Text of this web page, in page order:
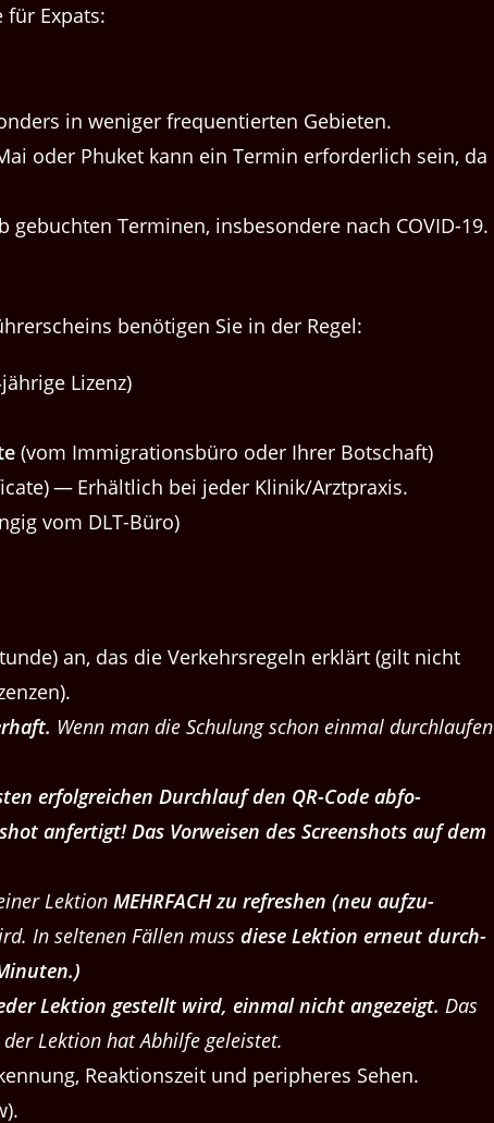
Expats:
in weniger fre­quen­tierten Gebieten.
oder Phuket kann ein Ter­min erforder­lich sein, da
Ter­mi­nen, ins­beson­dere nach COVID-19.
benöti­gen Sie in der Regel:
Lizenz)
(vom Immi­gra­tions­büro oder Ihrer Botschaft)
— Erhältlich bei jed­er Klinik/​Arztpraxis.
vom DLT-Büro)
an, das die Verkehrsregeln erk­lärt (gilt nicht
Wenn man die Schu­lung schon ein­mal durch­laufen
erfol­gre­ichen Durch­lauf den QR-Code abfo­
anfer­tigt! Das Vor­weisen des Screen­shots auf dem
Lek­tion MEHRFACH zu refresh­en (neu aufzu­
In sel­te­nen Fällen muss diese Lek­tion erneut durch­
Lek­tion gestellt wird, ein­mal nicht angezeigt. Das
Lek­tion hat Abhil­fe geleistet.
Reak­tion­szeit und periph­eres Sehen.